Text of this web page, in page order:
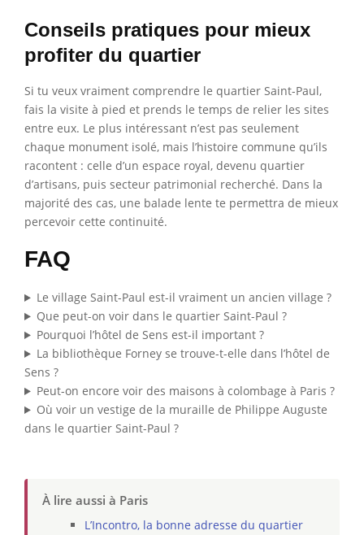
Conseils pratiques pour mieux
profiter du quartier
Si tu veux vraiment comprendre le quartier Saint-Paul,
fais la visite à pied et prends le temps de relier les sites
entre eux. Le plus intéressant n’est pas seulement
chaque monument isolé, mais l’histoire commune qu’ils
racontent : celle d’un espace royal, devenu quartier
d’artisans, puis secteur patrimonial recherché. Dans la
majorité des cas, une balade lente te permettra de mieux
percevoir cette continuité.
FAQ
Le village Saint-Paul est-il vraiment un ancien village ?
Que peut-on voir dans le quartier Saint-Paul ?
Pourquoi l’hôtel de Sens est-il important ?
La bibliothèque Forney se trouve-t-elle dans l’hôtel de
Sens ?
Peut-on encore voir des maisons à colombage à Paris ?
Où voir un vestige de la muraille de Philippe Auguste
dans le quartier Saint-Paul ?
À lire aussi à Paris
L’Incontro, la bonne adresse du quartier